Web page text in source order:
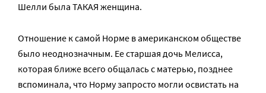
Шелли была ТАКАЯ женщина.
Отношение к самой Норме в американском обществе
было неоднозначным. Ее старшая дочь Мелисса,
которая ближе всего общалась с матерью, позднее
вспоминала, что Норму запросто могли освистать на